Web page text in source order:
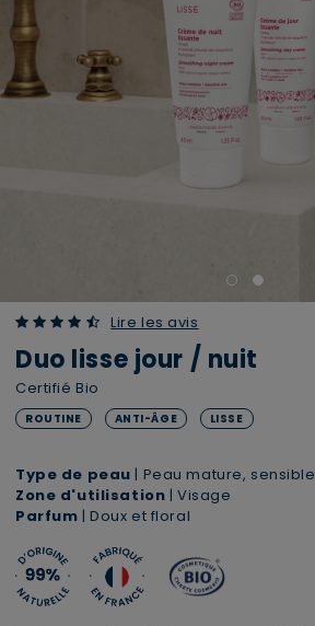
4.81 out of 5 Customer Rating
Lire les avis
Duo lisse jour / nuit
Certifié Bio
ROUTINE ANTI-ÂGE LISSE
Type de peau | Peau mature, sensible
Zone d'utilisation | Visage
Parfum | Doux et floral